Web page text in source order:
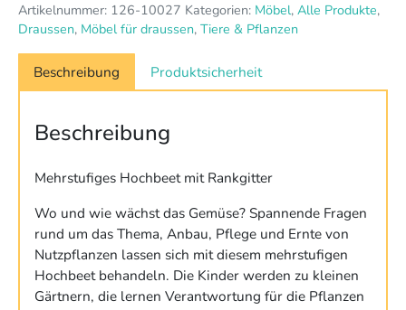
Artikelnummer: 126-10027 Kategorien: Möbel, Alle Produkte,
Draussen, Möbel für draussen, Tiere & Pflanzen
Beschreibung Produktsicherheit
Beschreibung
Mehrstufiges Hochbeet mit Rankgitter
Wo und wie wächst das Gemüse? Spannende Fragen
rund um das Thema, Anbau, Pflege und Ernte von
Nutzpflanzen lassen sich mit diesem mehrstufigen
Hochbeet behandeln. Die Kinder werden zu kleinen
Gärtnern, die lernen Verantwortung für die Pflanzen